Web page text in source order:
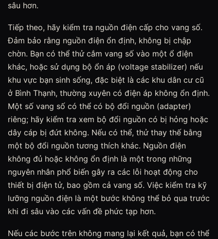
sâu hơn.
Tiếp theo, hãy kiểm tra nguồn điện cấp cho vang số.
Đảm bảo rằng nguồn điện ổn định, không bị chập
chờn. Bạn có thể thử cắm vang số vào một ổ điện
khác, hoặc sử dụng bộ ổn áp (voltage stabilizer) nếu
khu vực bạn sinh sống, đặc biệt là các khu dân cư cũ
ở Bình Thạnh, thường xuyên có điện áp không ổn định.
Một số vang số có thể có bộ đổi nguồn (adapter)
riêng; hãy kiểm tra xem bộ đổi nguồn có bị hỏng hoặc
dây cáp bị đứt không. Nếu có thể, thử thay thế bằng
một bộ đổi nguồn tương thích khác. Nguồn điện
không đủ hoặc không ổn định là một trong những
nguyên nhân phổ biến gây ra các lỗi hoạt động cho
thiết bị điện tử, bao gồm cả vang số. Việc kiểm tra kỹ
lưỡng nguồn điện là một bước không thể bỏ qua trước
khi đi sâu vào các vấn đề phức tạp hơn.
Nếu các bước trên không mang lại kết quả, bạn có thể